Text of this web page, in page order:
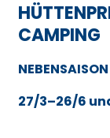
CAMPING
NEBENSAISON
27/3–26/6